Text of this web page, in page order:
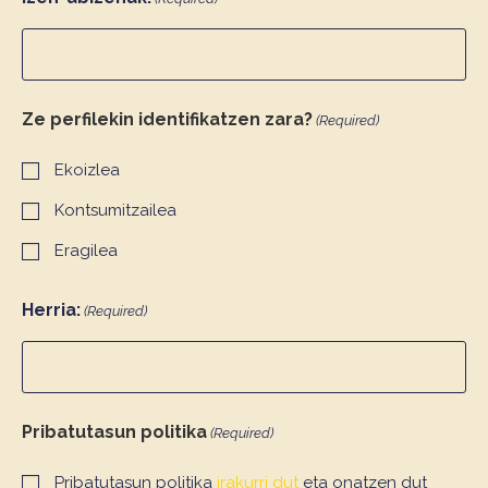
Ze perfilekin identifikatzen zara? (Required)
Ekoizlea
Kontsumitzailea
Eragilea
Herria: (Required)
Pribatutasun politika (Required)
Pribatutasun politika irakurri duteta onatzen dut